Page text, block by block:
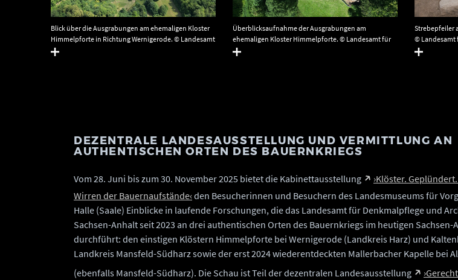
Blick über die Ausgrabungen am ehemaligen Kloster
Himmelpforte in Richtung Wernigerode. © Landesamt
für Denkmalpflege und Archäologie Sachsen-Anhalt,
Überblicksaufnahme der Ausgrabungen am
ehemaligen Kloster Himmelpforte. © Landesamt für
Denkmalpflege und Archäologie Sachsen-Anhalt,
Strebepfeiler
© Landesamt
Sachsen-
DEZENTRALE LANDESAUSSTELLUNG UND VERMITTLUNG AN
AUTHENTISCHEN ORTEN DES BAUERNKRIEGS
Vom 28. Juni bis zum 30. November 2025 bietet die Kabinettausstellung
›Klöster.
Wirren der Bauernaufstände‹den Besucherinnen und Besuchern des Landesmuseums für
Halle (Saale) Einblicke in laufende Forschungen, die das Landesamt für Denkmalpflege und
Sachsen-Anhalt seit 2023 an drei authentischen Orten des Bauernkriegs im heutigen Sachsen-
durchführt: den einstigen Klöstern Himmelpforte bei Wernigerode (Landkreis Harz) und
Landkreis Mansfeld-Südharz sowie der erst 2024 wiederentdeckten Mallerbacher Kapelle bei
(ebenfalls Mansfeld-Südharz). Die Schau ist Teil der dezentralen Landesausstellung